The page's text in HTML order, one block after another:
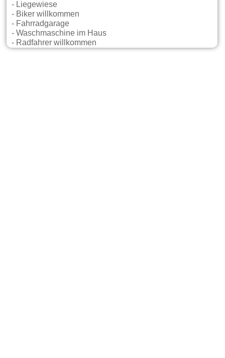
- Liegewiese
- Biker willkommen
- Fahrradgarage
- Waschmaschine im Haus
- Radfahrer willkommen